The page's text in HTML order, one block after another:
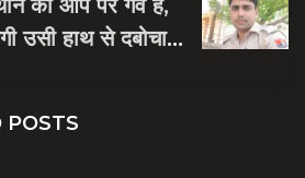
को आप पर गर्व है,
उसी हाथ से दबोचा
POSTS